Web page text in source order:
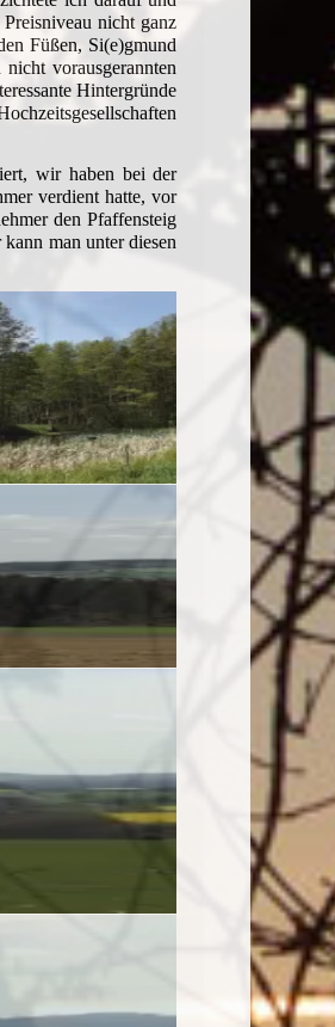
nicht ganz
Füßen, Si(e)gmund
vorausgerannten
Hintergründe
wir haben bei der
verdient hatte, vor
den Pfaffensteig
man unter diesen